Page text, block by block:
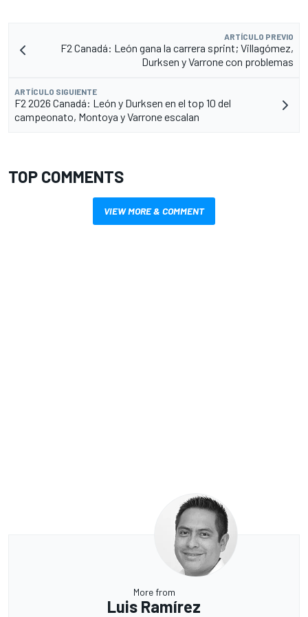
ARTÍCULO PREVIO
F2 Canadá: León gana la carrera sprint; Villagómez,
Durksen y Varrone con problemas
ARTÍCULO SIGUIENTE
F2 2026 Canadá: León y Durksen en el top 10 del
campeonato, Montoya y Varrone escalan
TOP COMMENTS
VIEW MORE & COMMENT
More from
Luis Ramírez